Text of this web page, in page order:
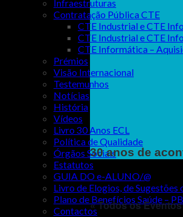
Infraestruturas
Contratação Pública CTE
CTE Industrial e CTE
CTE Industrial e CTE
CTE Informática –
Prémios
Visão Internacional
Testemunhos
Notícias
História
Vídeos
Livro 30 Anos ECL
Política de Qualidade
Órgãos Sociais
Estatutos
GUIA DO e-ALUNO/@
Livro de Elogios, de Sugestões
Plano de Benefícios Saúde –
Contactos
30 anos de
« Todos os Eventos